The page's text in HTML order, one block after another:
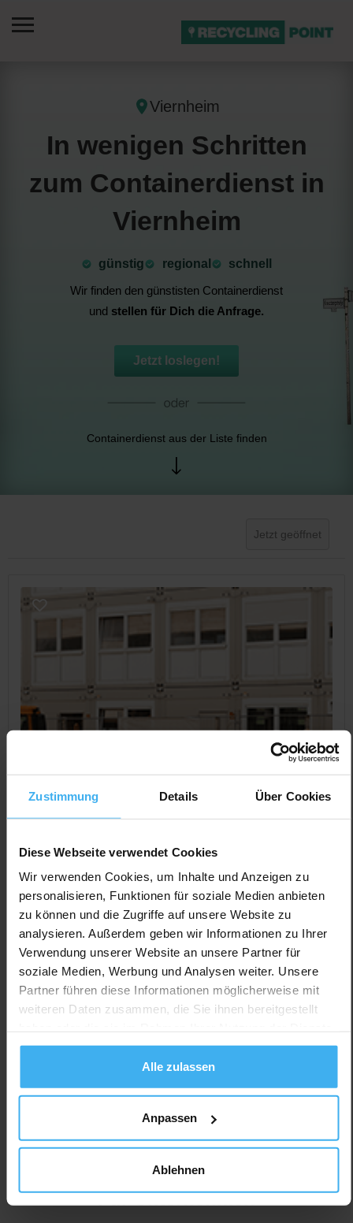
Zustimmung Details Über Cookies
Diese Webseite verwendet Cookies
Wir verwenden Cookies, um Inhalte und Anzeigen zu
personalisieren, Funktionen für soziale Medien anbieten
zu können und die Zugriffe auf unsere Website zu
analysieren. Außerdem geben wir Informationen zu Ihrer
Verwendung unserer Website an unsere Partner für
soziale Medien, Werbung und Analysen weiter. Unsere
Partner führen diese Informationen möglicherweise mit
weiteren Daten zusammen, die Sie ihnen bereitgestellt
gesammelt haben.
Alle zulassen
Anpassen
Ablehnen
Viernheim
In wenigen Schritten
zum Containerdienst in
Viernheim
günstig ⁠regional
schnell
Wir finden den günstisten Containerdienst
und stellen für Dich die Anfrage.
Jetzt loslegen!
Containerdienst aus der Liste finden
Jetzt geöffnet
CONTAINERDIENST
Schrott-Rhein Containerservice
Noch keine Bewertung
Wilhelm-Busch-Str. 13, 68519 Viernheim, Deutschland
Jetzt Anrufen
Für Unternehmen